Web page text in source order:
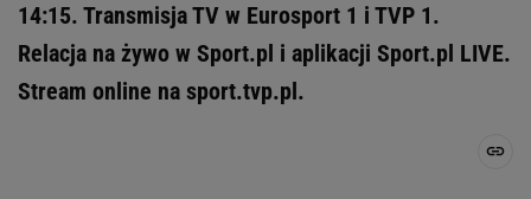
14:15. Transmisja TV w Eurosport 1 i TVP 1.
Relacja na żywo w Sport.pl i aplikacji Sport.pl LIVE.
Stream online na sport.tvp.pl.